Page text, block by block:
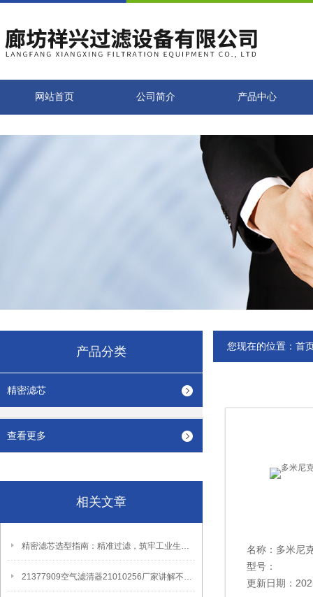
网站首页 公司简介 产品中心
产品分类
精密滤芯
查看更多
相关文章
精密滤芯选型指南：精准过滤，筑牢工业生产洁净防线
21377909空气滤清器21010256厂家讲解不定期更换出现的问题
您现在的位置： 首
名称：多米尼
型号：
更新日期：